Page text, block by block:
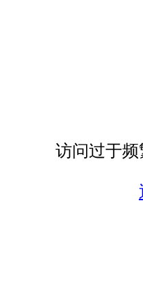
访问过于